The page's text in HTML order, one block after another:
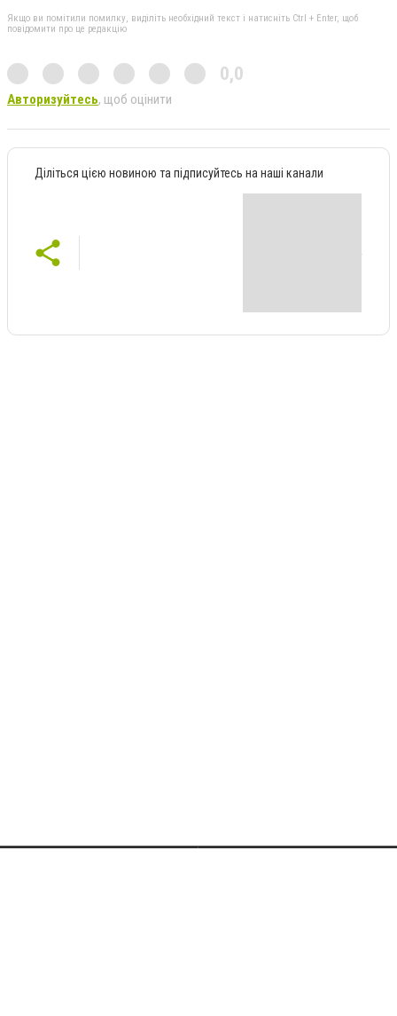
Якщо ви помітили помилку, виділіть необхідний текст і натисніть Ctrl + Enter, щоб
повідомити про це редакцію
0,0
Авторизуйтесь, щоб оцінити
Діліться цією новиною та підписуйтесь на наші канали